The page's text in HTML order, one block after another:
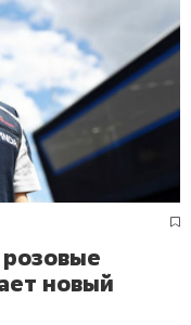
новый